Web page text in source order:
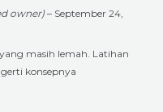
owner)– September 24,
masih lemah. Latihan
konsepnya